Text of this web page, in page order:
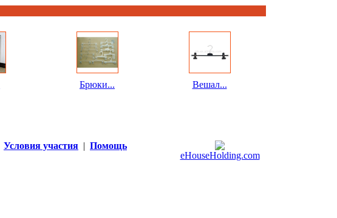
Брюки... Вешал...
Условия участия | Помощь
eHouseHolding.com